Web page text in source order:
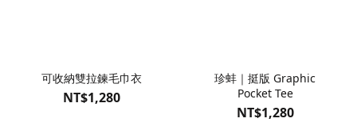
可收納雙拉鍊毛巾衣
NT$1,280
珍蚌｜挺版 Graphic
Pocket Tee
NT$1,280